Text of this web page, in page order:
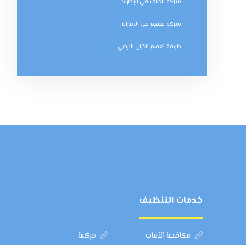
شركة تنظيف في الإمارات
شركه تعقيم في الامارات
طريقة تعقيم الخزان الارضي
خدمات التنظيف
مكافحة الآفات
مركبة